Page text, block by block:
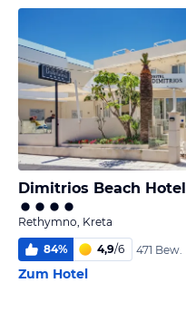
Dimitrios Beach Hotel
Rethymno, Kreta
84% 4,9/6 471 Bew.
Zum Hotel